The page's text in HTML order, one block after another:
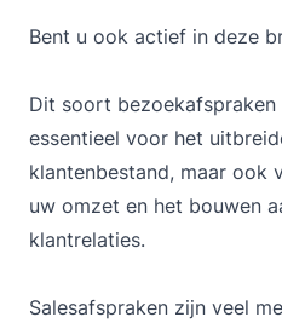
Bent u ook actief in deze
Dit soort
essentieel voor het
klantenbestand, maar ook
uw omzet en het bouwen
klantrelaties.
Salesafspraken zijn veel